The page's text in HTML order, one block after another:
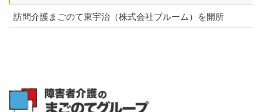
訪問介護まごのて東宇治（株式会社ブルーム）を開所